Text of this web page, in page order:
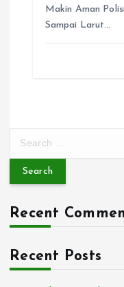
Makin Aman
Sampai Larut…
r
h
f
r
Recent
Recent Posts